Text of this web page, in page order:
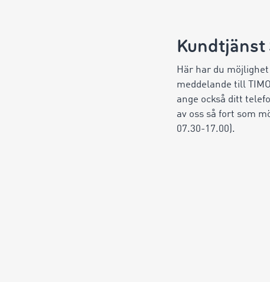
Kundtjänst
Här har du
meddelande till
ange också ditt
av oss så fort som
07.30-17.00).